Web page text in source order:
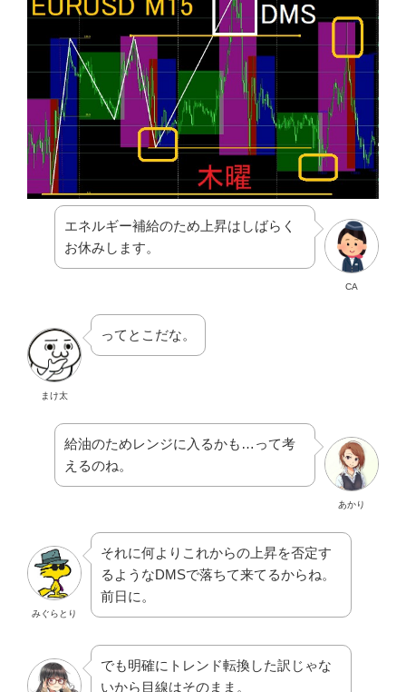
CA
エネルギー補給のため上昇はしばらく
お休みします。
まけ太
ってとこだな。
あかり
給油のためレンジに入るかも…って考
えるのね。
みぐらとり
それに何よりこれからの上昇を否定す
るようなDMSで落ちて来てるからね。
前日に。
でも明確にトレンド転換した訳じゃな
いから目線はそのまま。